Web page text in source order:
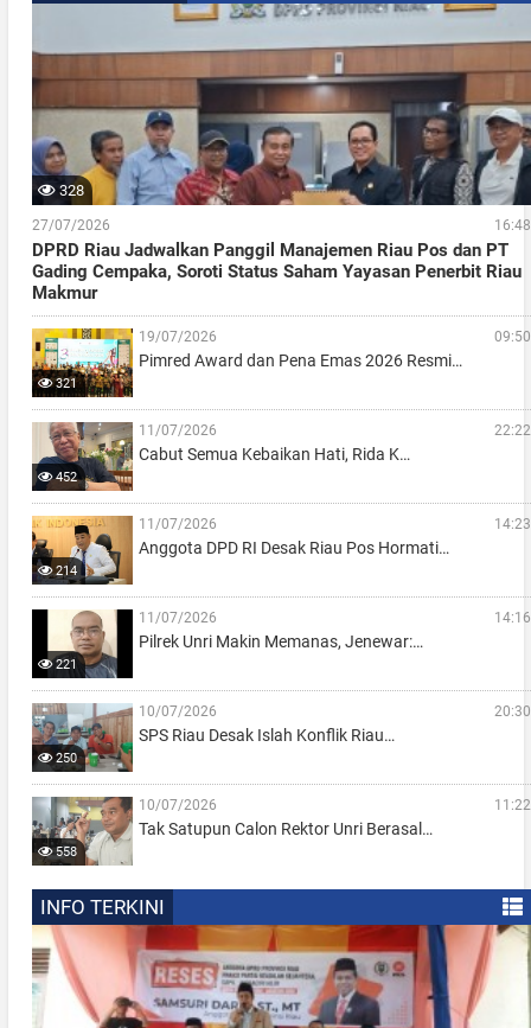
328
27/07/2026 16:48
DPRD Riau Jadwalkan Panggil Manajemen Riau Pos dan PT
Gading Cempaka, Soroti Status Saham Yayasan Penerbit Riau
Makmur
321
19/07/2026 09:50
Pimred Award dan Pena Emas 2026 Resmi…
452
11/07/2026 22:22
Cabut Semua Kebaikan Hati, Rida K…
214
11/07/2026 14:23
Anggota DPD RI Desak Riau Pos Hormati…
221
11/07/2026 14:16
Pilrek Unri Makin Memanas, Jenewar:…
250
10/07/2026 20:30
SPS Riau Desak Islah Konflik Riau…
558
10/07/2026 11:22
Tak Satupun Calon Rektor Unri Berasal…
INFO TERKINI